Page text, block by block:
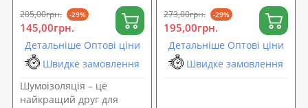
205,00грн. -29%
145,00грн.
Детальніше Оптові ціни
Швидке замовлення
Шумоізоляція – це
найкращий друг для
273,00грн. -29%
195,00грн.
Детальніше Оптові ціни
Швидке замовлення